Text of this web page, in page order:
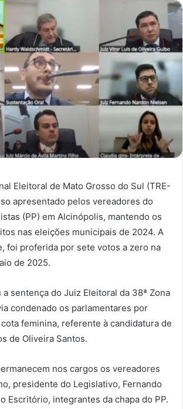
Eleitoral de Mato Grosso do Sul (TRE-
apresentado pelos vereadores do
(PP) em Alcinópolis, mantendo os
nas eleições municipais de 2024. A
foi proferida por sete votos a zero na
de 2025.
sentença do Juiz Eleitoral da 38ª Zona
condenado os parlamentares por
feminina, referente à candidatura de
de Oliveira Santos.
nos cargos os vereadores
presidente do Legislativo, Fernando
Escritório, integrantes da chapa do PP.